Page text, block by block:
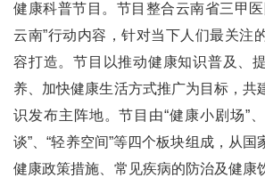
健康科普节目。节目整合云南省三甲
云南”行动内容，针对当下人们最关注
容打造。节目以推动健康知识普及、
养、加快健康生活方式推广为目标，共
识发布主阵地。节目由“健康小剧场”
谈”、“轻养空间”等四个板块组成，从
健康政策措施、常见疾病的防治及健康